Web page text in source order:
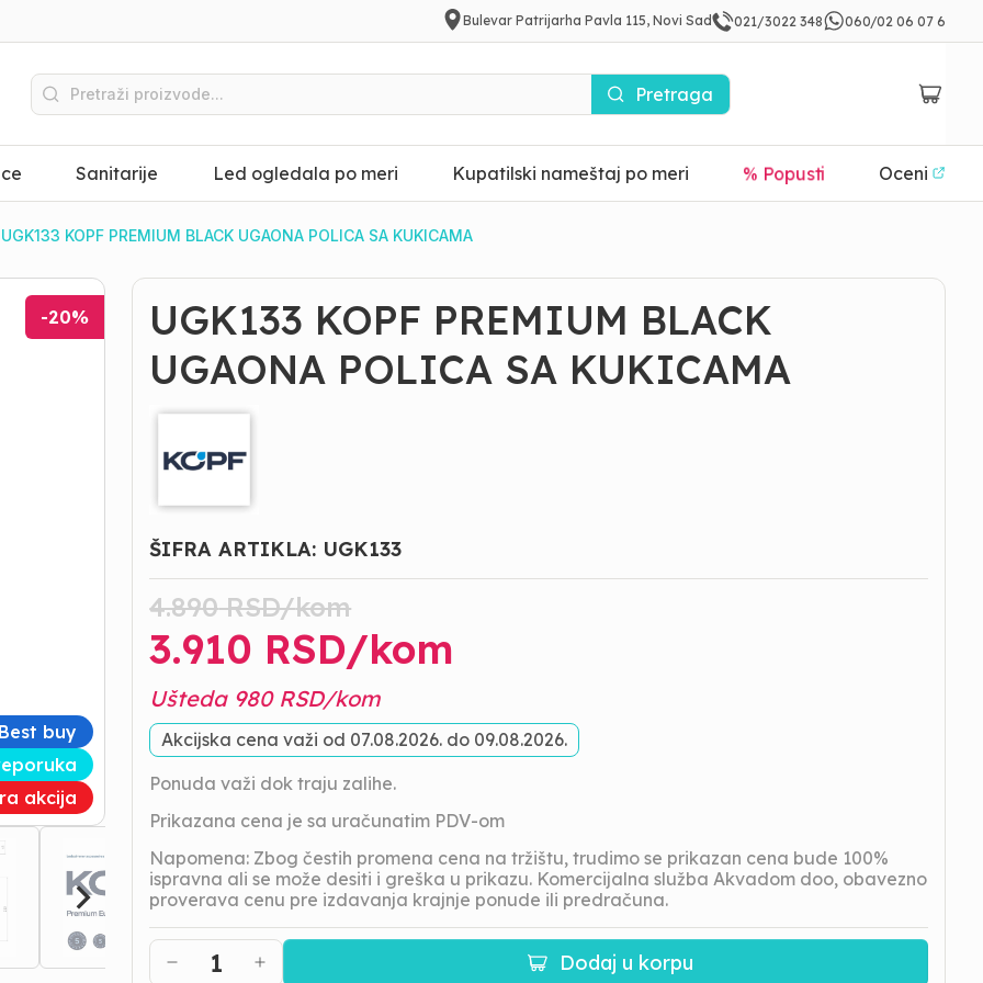
Bulevar Patrijarha Pavla 115, Novi Sad 021/3022 348 060/02 06 07 6
Pretraga
Sanitarije Led ogledala po meri Kupatilski nameštaj po meri % Popusti Oceni
UGK133 KOPF PREMIUM BLACK UGAONA POLICA SA KUKICAMA
-20%
buy
akcija
UGK133 KOPF PREMIUM BLACK
UGAONA POLICA SA KUKICAMA
ŠIFRA ARTIKLA: UGK133
4.890RSD/kom
3.910 RSD/kom
Ušteda 980RSD/kom
Akcijska cena važi od 07.08.2026. do 09.08.2026.
Ponuda važi dok traju zalihe.
Prikazana cena je sa uračunatim PDV-om
Napomena: Zbog čestih promena cena na tržištu, trudimo se prikazan cena bude 100%
ispravna ali se može desiti i greška u prikazu. Komercijalna služba Akvadom doo, obavezno
proverava cenu pre izdavanja krajnje ponude ili predračuna.
1 Dodaj u korpu